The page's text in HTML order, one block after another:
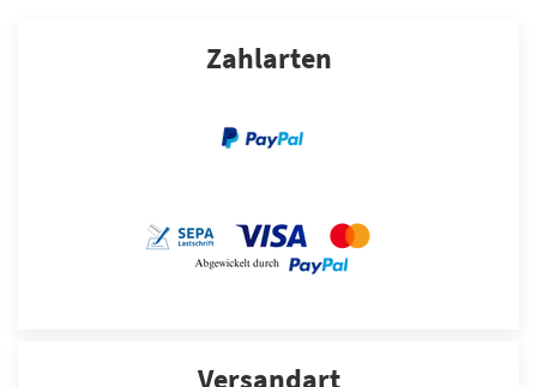
Zahlarten
Versandart